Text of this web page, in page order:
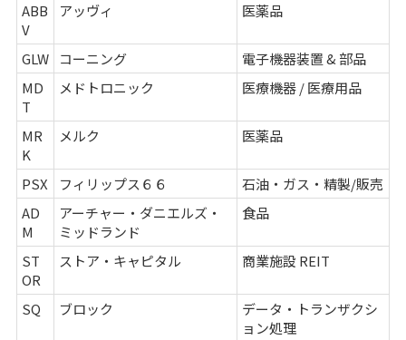
ABB
V
アッヴィ 医薬品
GLW コーニング
電子機器装置 & 部品
MD
T
メドトロニック 医療機器 / 医療用品
MR
K
メルク 医薬品
PSX フィリップス６６
石油・ガス・精製/販売
AD
M
アーチャー・ダニエルズ・
ミッドランド
食品
ST
OR
ストア・キャピタル 商業施設 REIT
SQ ブロック
データ・トランザクシ
ョン処理